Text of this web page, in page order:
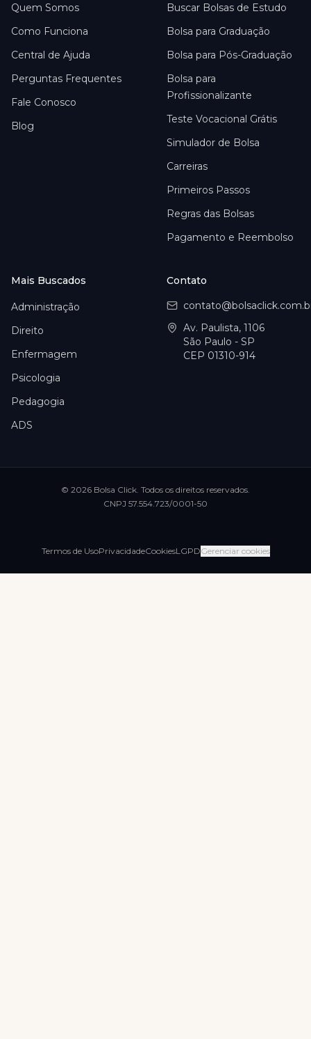
Quem Somos
Como Funciona
Central de Ajuda
Perguntas Frequentes
Fale Conosco
Blog
Buscar Bolsas de Estudo
Bolsa para Graduação
Bolsa para Pós-Graduação
Bolsa para
Profissionalizante
Teste Vocacional Grátis
Simulador de Bolsa
Carreiras
Primeiros Passos
Regras das Bolsas
Pagamento e Reembolso
Mais Buscados
Administração
Direito
Enfermagem
Psicologia
Pedagogia
ADS
Contato
Av. Paulista, 1106
São Paulo - SP
CEP 01310-914
© 2026 Bolsa Click . Todos os direitos reservados.
CNPJ 57.554.723/0001-50
Termos de UsoPrivacidadeCookiesLGPDGerenciar cookies